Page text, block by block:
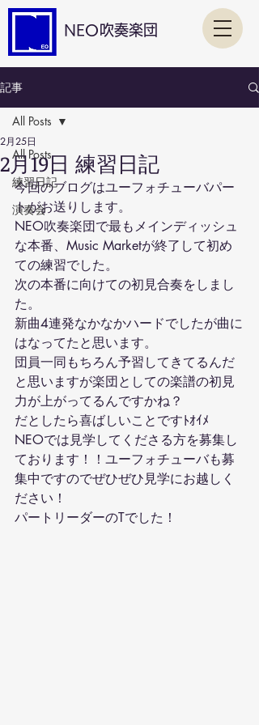
NEO吹奏楽団
記事
All Posts
練習日記
演奏会
All Posts
2月19日 練習日記
2月25日
今回のブログはユーフォチューバパー
トがお送りします。
NEO吹奏楽団で最もメインディッシュ
な本番、Music Marketが終了して初め
ての練習でした。
次の本番に向けての初見合奏をしまし
た。
新曲4連発なかなかハードでしたが曲に
はなってたと思います。
団員一同もちろん予習してきてるんだ
と思いますが楽団としての楽譜の初見
力が上がってるんですかね？
だとしたら喜ばしいことですﾄｵｲﾒ
NEOでは見学してくださる方を募集し
ております！！ユーフォチューバも募
集中ですのでぜひぜひ見学にお越しく
ださい！
パートリーダーのTでした！